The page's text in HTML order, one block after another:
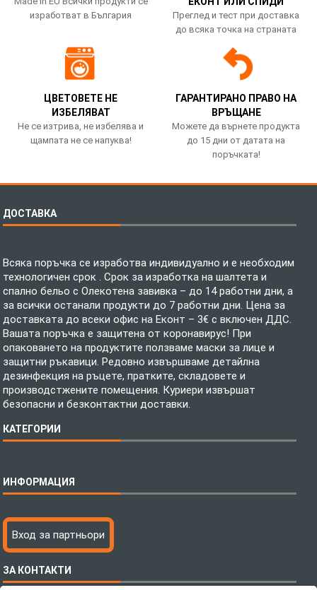
изработват в България
Преглед и тест при доставка
до всяка точка на страната
ЦВЕТОВЕТЕ НЕ
ИЗБЕЛЯВАТ
Не се изтрива, не избелява и
щампата не се напуква!
ГАРАНТИРАНО ПРАВО НА
ВРЪЩАНЕ
Можете да върнете продукта
до 15 дни от датата на
поръчката!
ДОСТАВКА
Всяка поръчка се изработва индивидуално и е необходим
технологичен срок . Срок за изработка на шалтета и
спално бельо с Олекотена завивка – до 14 работни дни, а
за всички останали продукти до 7 работни дни. Цена за
доставката до всеки офис на Еконт – 3€ с включен ДДС.
Вашата поръчка е защитена от коронавирус! При
опаковането на продуктите ползваме маски за лице и
защитни ръкавици. Редовно извършваме детайлна
дезинфекция на ръцете, пратките, складовете и
производстжените помещения. Куриери извършат
безопасни и безконтактни доставки.
КАТЕГОРИИ
Бебешки спални комплекти
Тениски с пълноцветен печат
Хавлиени кърпи
Пончо за водни спортове
ИНФОРМАЦИЯ
Технология на печатане
Файлове за печат
Как да поръчам?
Вход за партньори
ЗА КОНТАКТИ